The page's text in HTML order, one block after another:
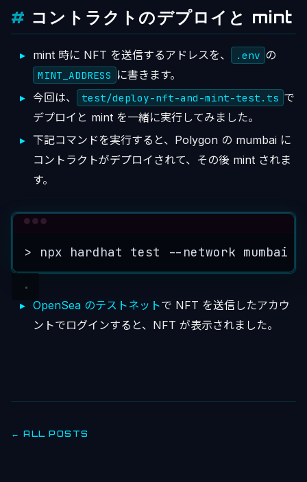
コントラクトのデプロイと mint
mint 時に NFT を送信するアドレスを、 .env の
MINT_ADDRESS に書きます。
今回は、
test/deploy-nft-and-mint-test.ts で
デプロイと mint を一緒に実行してみました。
下記コマンドを実行すると、Polygon の mumbai に
コントラクトがデプロイされて、その後 mint されま
す。
> npx hardhat test --network mumbai
OpenSea のテストネットで NFT を送信したアカウ
ントでログインすると、NFT が表示されました。
← ALL POSTS